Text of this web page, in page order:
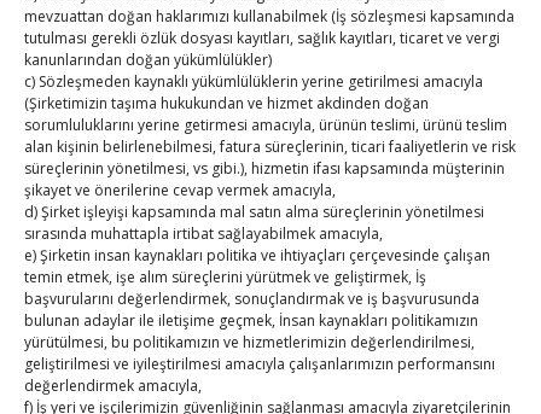
mevzuattan doğan haklarımızı kullanabilmek (İş sözleşmesi kapsamında
tutulması gerekli özlük dosyası kayıtları, sağlık kayıtları, ticaret ve vergi
kanunlarından doğan yükümlülükler)
c) Sözleşmeden kaynaklı yükümlülüklerin yerine getirilmesi amacıyla
(Şirketimizin taşıma hukukundan ve hizmet akdinden doğan
sorumluluklarını yerine getirmesi amacıyla, ürünün teslimi, ürünü teslim
alan kişinin belirlenebilmesi, fatura süreçlerinin, ticari faaliyetlerin ve risk
süreçlerinin yönetilmesi, vs gibi.), hizmetin ifası kapsamında müşterinin
şikayet ve önerilerine cevap vermek amacıyla,
d) Şirket işleyişi kapsamında mal satın alma süreçlerinin yönetilmesi
sırasında muhattapla irtibat sağlayabilmek amacıyla,
e) Şirketin insan kaynakları politika ve ihtiyaçları çerçevesinde çalışan
temin etmek, işe alım süreçlerini yürütmek ve geliştirmek, İş
başvurularını değerlendirmek, sonuçlandırmak ve iş başvurusunda
bulunan adaylar ile iletişime geçmek, İnsan kaynakları politikamızın
yürütülmesi, bu politikamızın ve hizmetlerimizin değerlendirilmesi,
geliştirilmesi ve iyileştirilmesi amacıyla çalışanlarımızın performansını
değerlendirmek amacıyla,
f) İş yeri ve işçilerimizin güvenliğinin sağlanması amacıyla ziyaretçilerinin
« Tem
E-BÜLTEN
Kasaba Ekonomi Dergisi
TOBB HABER
TUTSO İktisadi Durum Raporu
Kahramanmaraş Ticaret ve Sanayi Odası’nın yeni
binası hizmete açıldı
Diren ailesine taziye ziyareti